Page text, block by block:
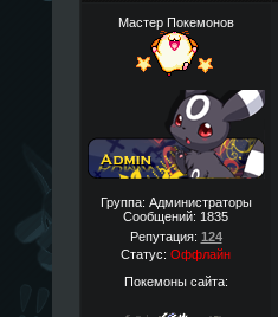
Мастер Покемонов
Группа: Администраторы
Сообщений: 1835
Репутация: 124
Статус: Оффлайн
Покемоны сайта: